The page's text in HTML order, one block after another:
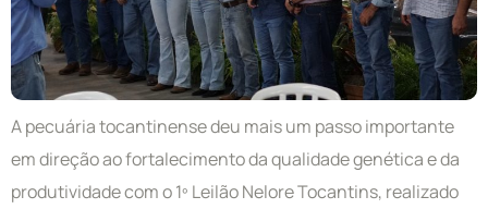
A pecuária tocantinense deu mais um passo importante
em direção ao fortalecimento da qualidade genética e da
produtividade com o 1º Leilão Nelore Tocantins, realizado